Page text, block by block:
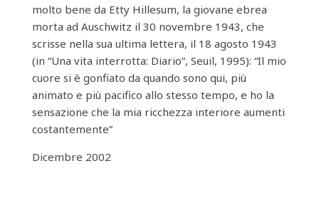
molto bene da Etty Hillesum, la giovane ebrea
morta ad Auschwitz il 30 novembre 1943, che
scrisse nella sua ultima lettera, il 18 agosto 1943
(in “Una vita interrotta: Diario”, Seuil, 1995): “Il mio
cuore si è gonfiato da quando sono qui, più
animato e più pacifico allo stesso tempo, e ho la
sensazione che la mia ricchezza interiore aumenti
costantemente”
Dicembre 2002